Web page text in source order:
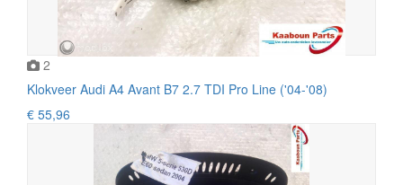
2
Klokveer Audi A4 Avant B7 2.7 TDI Pro Line ('04-'08)
€ 55,96